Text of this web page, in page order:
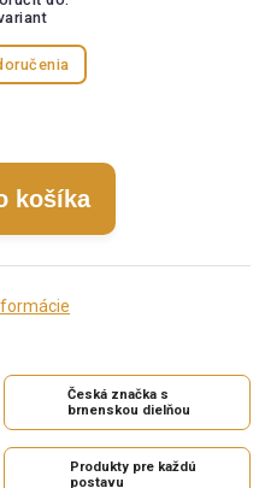
košíka
Česká značka s
brnenskou dielňou
Produkty pre každú
postavu